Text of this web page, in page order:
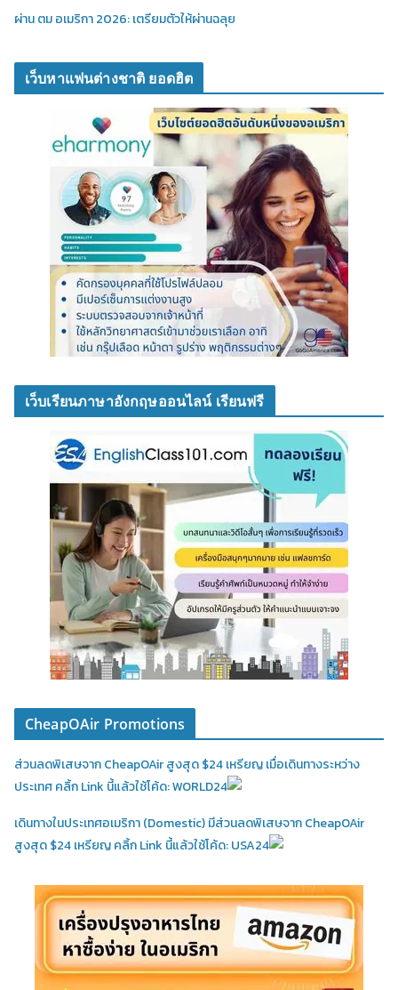
ผ่าน ตม อเมริกา 2026: เตรียมตัวให้ผ่านฉลุย
เว็บหาแฟนต่างชาติ ยอดฮิต
เว็บเรียนภาษาอังกฤษออนไลน์ เรียนฟรี
CheapOAir Promotions
ส่วนลดพิเสษจาก CheapOAir สูงสุด $24 เหรียญ เมื่อเดินทางระหว่าง
ประเทศ คลิ้ก Link นี้แล้วใช้โค้ด: WORLD24
เดินทางในประเทศอเมริกา (Domestic)มีส่วนลดพิเสษจาก CheapOAir
สูงสุด $24 เหรียญ คลิ้ก Link นี้แล้วใช้โค้ด: USA24